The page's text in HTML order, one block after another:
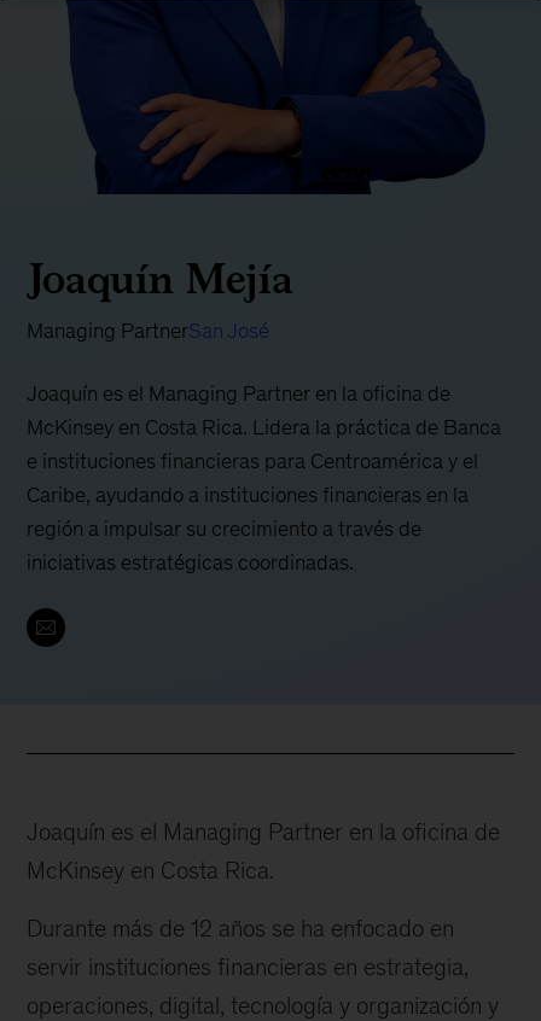
Joaquín Mejía
Managing PartnerSan José
Joaquín es el Managing Partner en la oficina de
McKinsey en Costa Rica. Lidera la práctica de Banca
e instituciones financieras para Centroamérica y el
Caribe, ayudando a instituciones financieras en la
región a impulsar su crecimiento a través de
iniciativas estratégicas coordinadas.
Joaquín es el Managing Partner en la oficina de
McKinsey en Costa Rica.
Durante más de 12 años se ha enfocado en
servir instituciones financieras en estrategia,
operaciones, digital, tecnología y organización y